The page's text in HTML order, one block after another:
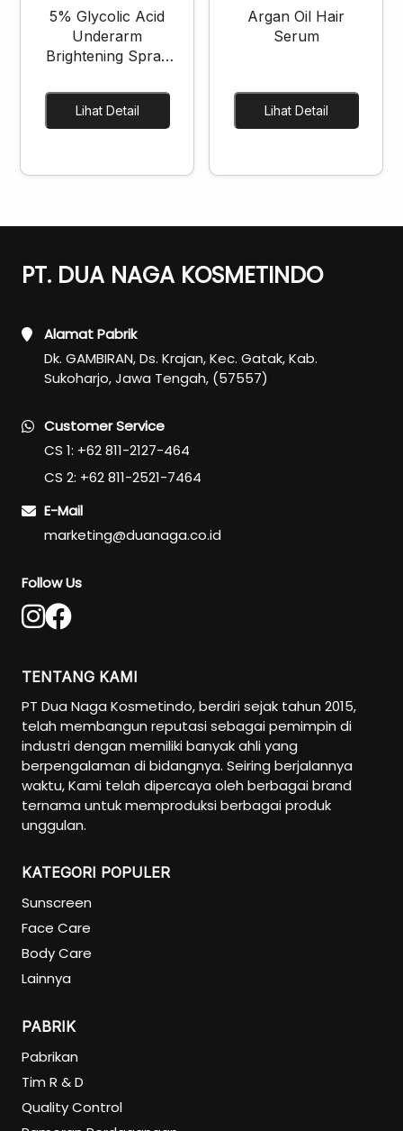
5% Glycolic Acid
Underarm
Brightening Spray
Lihat Detail
Argan Oil Hair
Serum
Lihat Detail
PT. DUA NAGA KOSMETINDO
Alamat Pabrik
Dk. GAMBIRAN, Ds. Krajan, Kec. Gatak, Kab.
Sukoharjo, Jawa Tengah, (57557)
Customer Service
CS 1: +62 811-2127-464
CS 2: +62 811-2521-7464
E-Mail
marketing@duanaga.co.id
Follow Us
TENTANG KAMI
PT Dua Naga Kosmetindo, berdiri sejak tahun 2015,
telah membangun reputasi sebagai pemimpin di
industri dengan memiliki banyak ahli yang
berpengalaman di bidangnya. Seiring berjalannya
waktu, Kami telah dipercaya oleh berbagai brand
ternama untuk memproduksi berbagai produk
unggulan.
KATEGORI POPULER
Sunscreen
Face Care
Body Care
Lainnya
PABRIK
Pabrikan
Tim R & D
Quality Control